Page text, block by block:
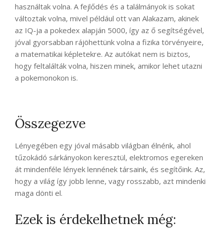
használtak volna. A fejlődés és a találmányok is sokat
változtak volna, mivel például ott van Alakazam, akinek
az IQ-ja a pokedex alapján 5000, így az ő segítségével,
jóval gyorsabban rájöhettünk volna a fizika törvényeire,
a matematikai képletekre. Az autókat nem is biztos,
hogy feltalálták volna, hiszen minek, amikor lehet utazni
a pokemonokon is.
Összegezve
Lényegében egy jóval másabb világban élnénk, ahol
tűzokádó sárkányokon keresztül, elektromos egereken
át mindenféle lények lennének társaink, és segítőink. Az,
hogy a világ így jobb lenne, vagy rosszabb, azt mindenki
maga dönti el.
Ezek is érdekelhetnek még: